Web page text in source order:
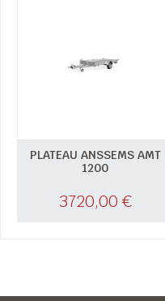
PLATEAU ANSSEMS AMT
1200
3720,00 €